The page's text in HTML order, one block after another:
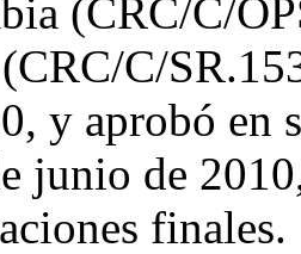
(CRC/C/
C/
y aprobó en
junio de
finales.